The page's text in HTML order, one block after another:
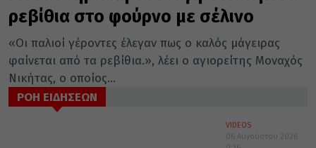
ρεβίθια στο φούρνο με σέλινο
«Οι παλιοί γέροντες έλεγαν πως ο καλός μάγειρας
φαίνεται από τα ρεβίθια.», λέει ο αγιορείτης Μοναχός
Νικήτας, ο οποίος...
ΡΟΗ ΕΙΔΗΣΕΩΝ
VIDEOS
06 Αυγούστου 2026